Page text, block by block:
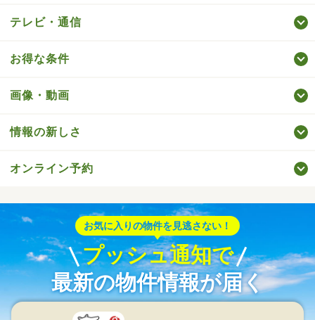
テレビ・通信
お得な条件
画像・動画
情報の新しさ
オンライン予約
お気に入りの物件を見逃さない！
プッシュ通知で
最新の物件情報が届く